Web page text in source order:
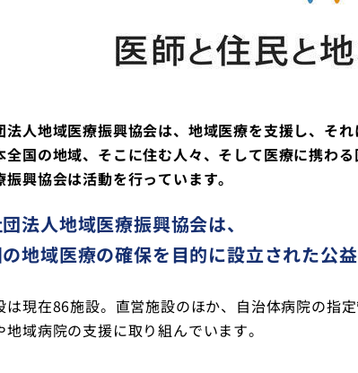
法人地域医療振興協会は、地域医療を支援し、 そ
全国の地域、そこに住む人々、そして医療に携わ
振興協会は活動を行っています。
法人地域医療振興協会は、
地域医療の確保を目的に設立された公
は現在86施設。直営施設のほか、自治体病院の指
地域病院の支援に取り組んでいます。